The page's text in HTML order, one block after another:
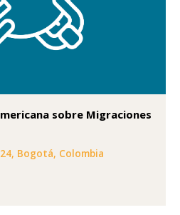
sobre Migraciones
Bogotá, Colombia